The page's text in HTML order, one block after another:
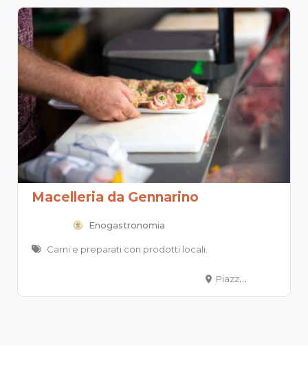
Macelleria da Gennarino
Enogastronomia
Carni e preparati con prodotti locali.
Piazza Giacomo Matteotti 5